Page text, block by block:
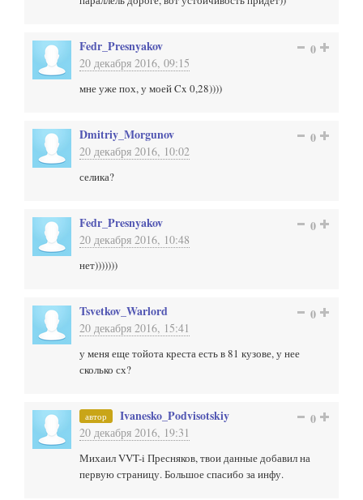
Fedr_Presnyakov
20 декабря 2016, 09:15
0
мне уже пох, у моей Cx 0,28))))
Dmitriy_Morgunov
20 декабря 2016, 10:02
0
селика?
Fedr_Presnyakov
20 декабря 2016, 10:48
0
нет)))))))
Tsvetkov_Warlord
20 декабря 2016, 15:41
0
у меня еще тойота креста есть в 81 кузове, у нее
сколько сх?
автор Ivanesko_Podvisotskiy
20 декабря 2016, 19:31
0
Михаил VVT-i Пресняков, твои данные добавил на
первую страницу. Большое спасибо за инфу.